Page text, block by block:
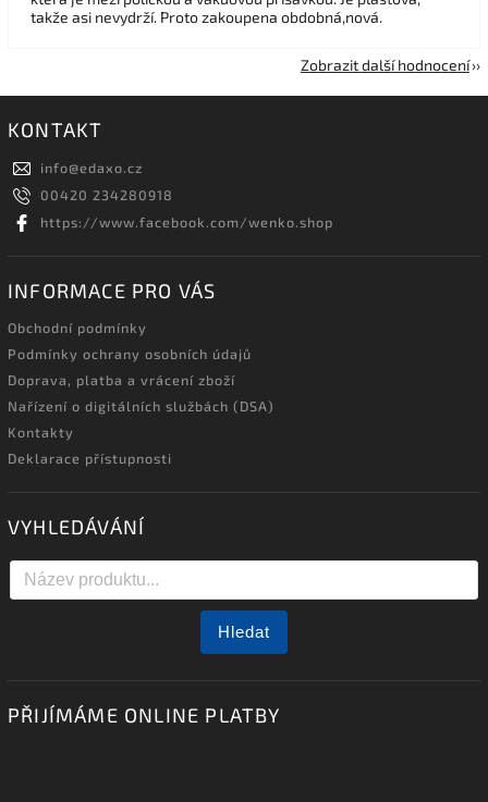
takže asi nevydrží. Proto zakoupena obdobná,nová.
Zobrazit další hodnocení
KONTAKT
info@edaxo.cz
00420 234280918
https://www.facebook.com/wenko.shop
INFORMACE PRO VÁS
Obchodní podmínky
Podmínky ochrany osobních údajů
Doprava, platba a vrácení zboží
Nařízení o digitálních službách (DSA)
Kontakty
Deklarace přístupnosti
VYHLEDÁVÁNÍ
Hledat
PŘIJÍMÁME ONLINE PLATBY